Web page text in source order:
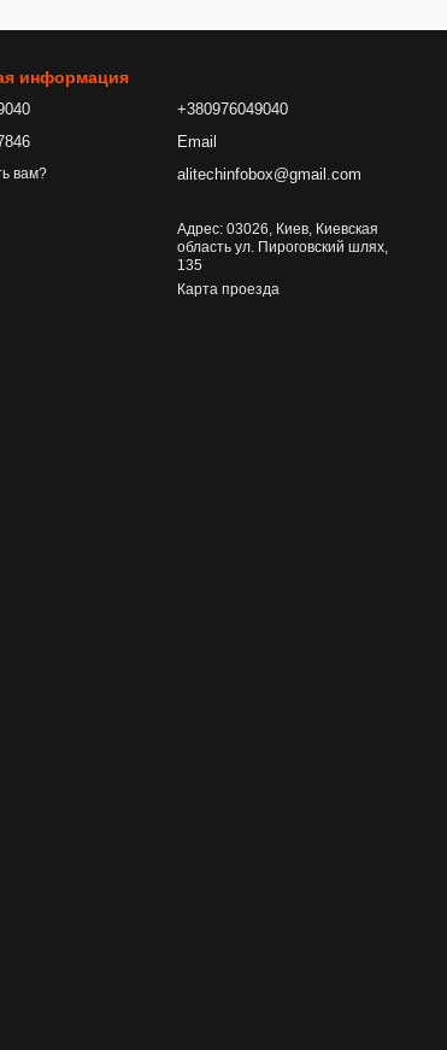
информация
вам?
+380976049040
Email
alitechinfobox@gmail.com
Адрес: 03026, Киев, Киевская
область ул. Пироговский шлях,
135
Карта проезда